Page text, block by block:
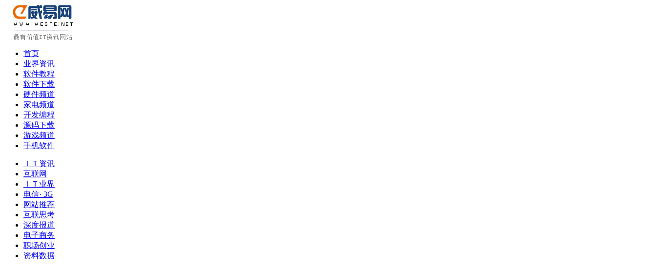
首页
业界资讯
软件教程
软件下载
硬件频道
家电频道
开发编程
源码下载
游戏频道
手机软件
ＩＴ资讯
互联网
ＩＴ业界
电信· 3G
网站推荐
互联思考
深度报道
电子商务
职场创业
资料数据